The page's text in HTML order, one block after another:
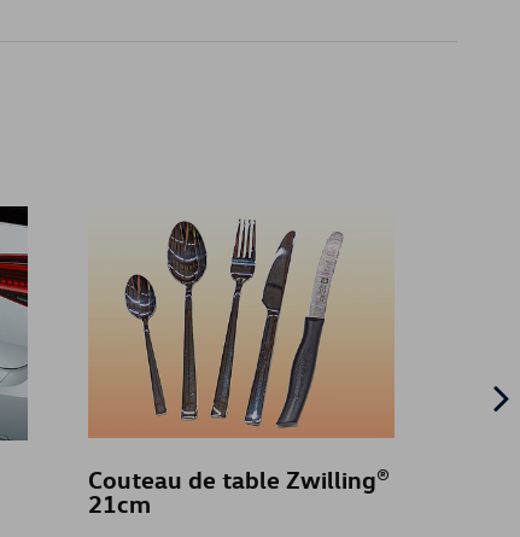
Couteau de table Zwilling®
21cm